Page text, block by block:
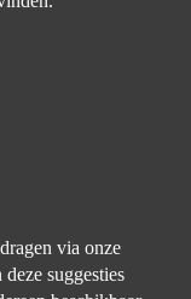
via onze
suggesties